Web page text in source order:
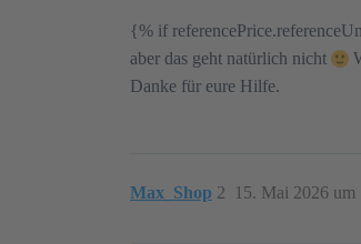
{% if
aber das geht natürlich nicht
Danke für eure Hilfe.
Max_Shop 15. Mai 2026 um
2